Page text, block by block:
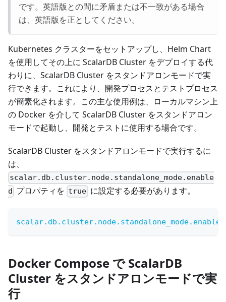
です。英語版との間に矛盾または不一致がある場合
は、英語版を正としてください。
Kubernetes クラスターをセットアップし、Helm Chart
を使用してその上に ScalarDB Cluster をデプロイする代
わりに、ScalarDB Cluster をスタンドアロンモードで実
行できます。これにより、開発プロセスとテストプロセス
が簡素化されます。この主な使用例は、ローカルマシン上
の Docker を介して ScalarDB Cluster をスタンドアロン
モードで起動し、開発とテストに使用する場合です。
ScalarDB Cluster をスタンドアロンモードで実行するに
は、
scalar.db.cluster.node.standalone_mode.enable
d プロパティを trueに設定する必要があります。
scalar.db.cluster.node.standalone_mode.enabled
Docker Compose で ScalarDB
Cluster をスタンドアロンモードで実
行